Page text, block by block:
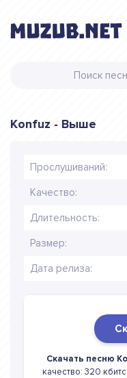
Konfuz - Выше
Прослушиваний:
Качество:
Длительность:
Размер:
Дата релиза:
Скачать песню
качество: 320